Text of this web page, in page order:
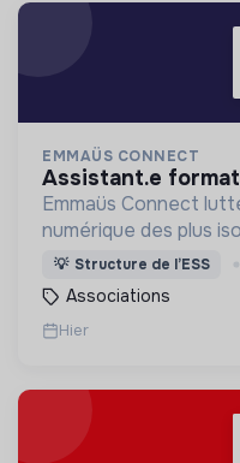
EMMAÜS CONNECT
assistant.e
Emmaüs Connect
numérique des plus
dématérialisation de
quotidien.
💡 Structure de l’ESS
Associations
Hier